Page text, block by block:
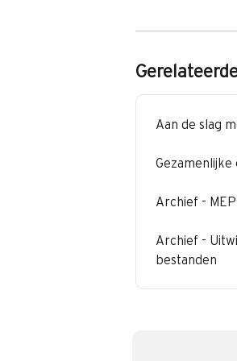
Aan de slag
Archief -
Archief -
bestanden